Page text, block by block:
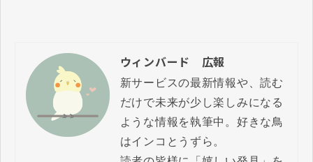
ウィンバード 広報
新サービスの最新情報や、読む
だけで未来が少し楽しみになる
ような情報を執筆中。好きな鳥
はインコとうずら。